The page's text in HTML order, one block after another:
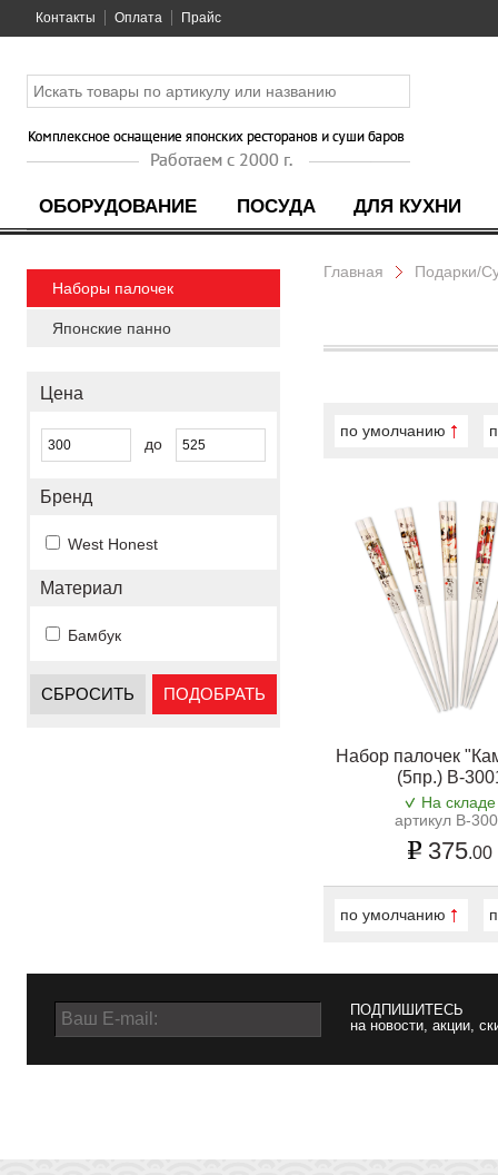
Контакты Оплата Прайс
ОБОРУДОВАНИЕ ПОСУДА ДЛЯ КУХНИ
Наборы палочек
Японские панно
Цена
до
Бренд
West Honest
Материал
Бамбук
СБРОСИТЬ ПОДОБРАТЬ
Главная Подарки/
по умолчанию
Набор палочек
(5пр.) B-
На складе
артикул B-
375.00
по умолчанию
ПОДПИШИТЕСЬ
на новости, акции,